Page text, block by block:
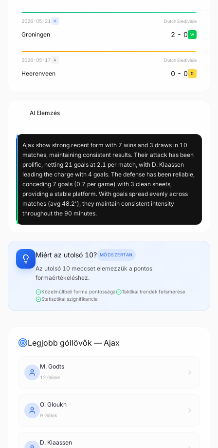
2026-05-21 H Dutch Eredivisie
Groningen 2 - 0 W
2026-05-17 A Dutch Eredivisie
Heerenveen 0 - 0 D
AI Elemzés
Ajax show strong recent form with 7 wins and 3 draws in 10
matches, maintaining consistent results. Their attack has been
prolific, netting 21 goals at 2.1 per match, with D. Klaassen
leading the charge with 4 goals. The defense has been reliable,
conceding 7 goals (0.7 per game) with 3 clean sheets,
providing a stable platform. With goals spread evenly across
matches (avg 48.2'), they maintain consistent intensity
throughout the 90 minutes.
Miért az utolsó 10? MÓDSZERTAN
Az utolsó 10 meccset elemezzük a pontos
formaértékeléshez.
Közelmúltbeli forma pontossága
Taktikai trendek felismerése
Statisztikai szignifikancia
Legjobb góllövők — Ajax
M. Godts
12 Gólok
O. Gloukh
9 Gólok
D. Klaassen